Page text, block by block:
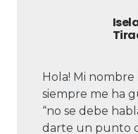
Hola! Mi nombre
siempre me ha
“no se debe
darte un punto